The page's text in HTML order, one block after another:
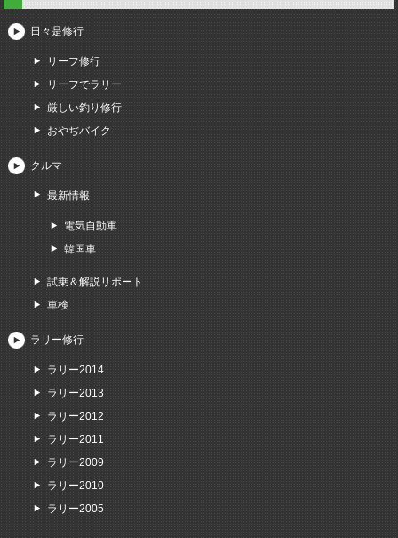
日々是修行
リーフ修行
リーフでラリー
厳しい釣り修行
おやぢバイク
クルマ
最新情報
電気自動車
韓国車
試乗＆解説リポート
車検
ラリー修行
ラリー2014
ラリー2013
ラリー2012
ラリー2011
ラリー2009
ラリー2010
ラリー2005